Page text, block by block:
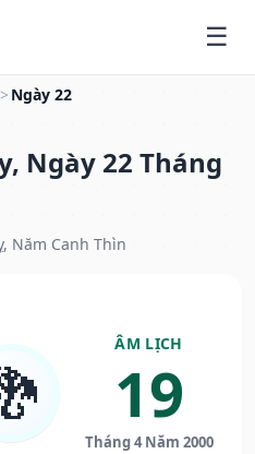
> Ngày 22
Ngày 22 Tháng
Năm Canh Thìn
ÂM LỊCH
19
Tháng 4 Năm 2000